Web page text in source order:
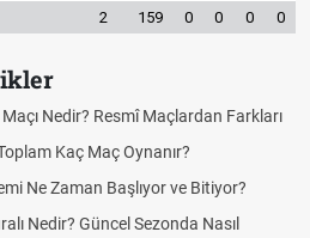
2 159 0 0 0 0
Maçı Nedir? Resmî Maçlardan Farkları
Kaç Maç Oynanır?
Ne Zaman Başlıyor ve Bitiyor?
Nedir? Güncel Sezonda Nasıl